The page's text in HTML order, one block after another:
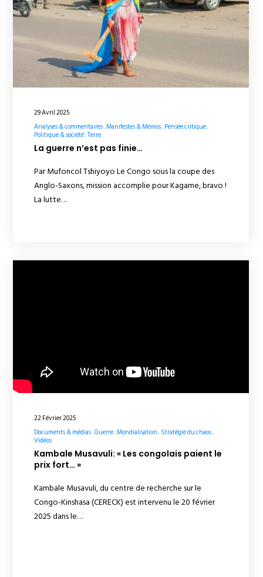
29 Avril 2025
Analyses & commentaires Manifestes & Mémos Pensée critique
Politique & société Terre
La guerre n’est pas finie…
Par Mufoncol Tshiyoyo Le Congo sous la coupe des
Anglo-Saxons, mission accomplie pour Kagame, bravo !
La lutte…
22 Février 2025
Documents & médias Guerre Mondialisation Stratégie du chaos
Vidéos
Kambale Musavuli: « Les congolais paient le
prix fort… »
Kambale Musavuli, du centre de recherche sur le
Congo-Kinshasa (CERECK) est intervenu le 20 février
2025 dans le…